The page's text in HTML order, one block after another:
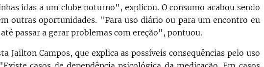
idas a um clube noturno", explicou. O consumo acabou sendo
outras oportunidades. "Para uso diário ou para um encontro eu
passar a gerar problemas com ereção", pontuou.
Campos, que explica as possíveis consequências pelo uso